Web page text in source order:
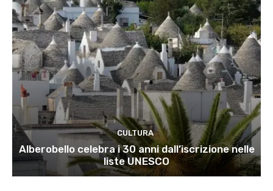
CULTURA
Alberobello celebra i 30 anni dall’iscrizione nelle
liste UNESCO